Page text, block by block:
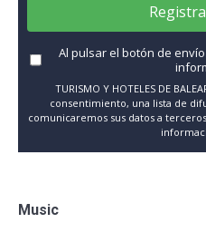
Al pulsar el botón de
TURISMO Y HOTELES DE
consentimiento, una lista de
comunicaremos sus datos a
Music